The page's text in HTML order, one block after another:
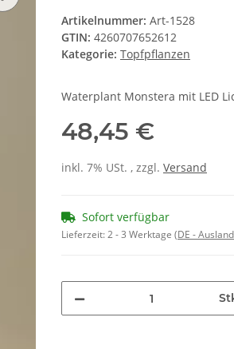
Artikelnummer: Art-1528
GTIN: 4260707652612
Kategorie: Topfpflanzen
Waterplant Monstera mit LED
48,45 €
inkl. 7% USt. , zzgl. Versand
Sofort verfügbar
Lieferzeit:2 - 3 Werktage (DE -